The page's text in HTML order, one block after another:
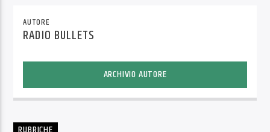
AUTORE
RADIO BULLETS
ARCHIVIO AUTORE